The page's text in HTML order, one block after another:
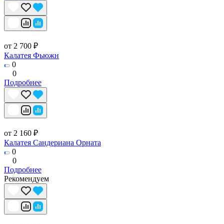
от 2 700 ₽
Калатея Фьюжн
0
0
Подробнее
от 2 160 ₽
Калатея Сандериана Орната
0
0
Подробнее
Рекомендуем